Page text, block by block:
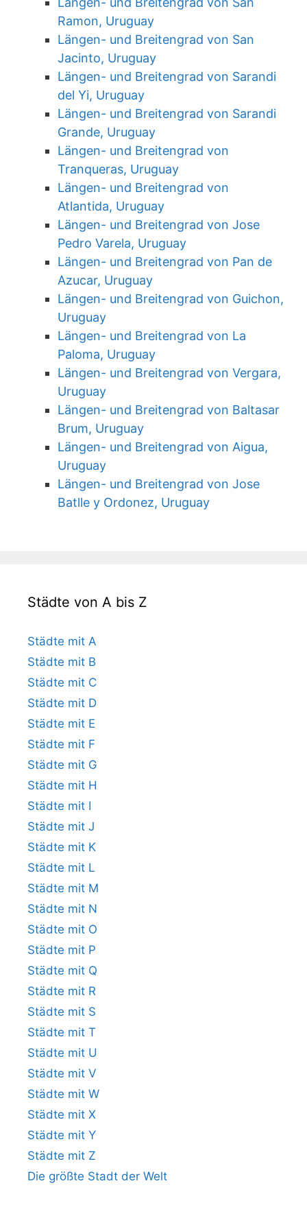
Ramon, Uruguay
Längen- und Breitengrad von San
Jacinto, Uruguay
Längen- und Breitengrad von Sarandi
del Yi, Uruguay
Längen- und Breitengrad von Sarandi
Grande, Uruguay
Längen- und Breitengrad von
Tranqueras, Uruguay
Längen- und Breitengrad von
Atlantida, Uruguay
Längen- und Breitengrad von Jose
Pedro Varela, Uruguay
Längen- und Breitengrad von Pan de
Azucar, Uruguay
Längen- und Breitengrad von Guichon,
Uruguay
Längen- und Breitengrad von La
Paloma, Uruguay
Längen- und Breitengrad von Vergara,
Uruguay
Längen- und Breitengrad von Baltasar
Brum, Uruguay
Längen- und Breitengrad von Aigua,
Uruguay
Längen- und Breitengrad von Jose
Batlle y Ordonez, Uruguay
Städte von A bis Z
Städte mit A
Städte mit B
Städte mit C
Städte mit D
Städte mit E
Städte mit F
Städte mit G
Städte mit H
Städte mit I
Städte mit J
Städte mit K
Städte mit L
Städte mit M
Städte mit N
Städte mit O
Städte mit P
Städte mit Q
Städte mit R
Städte mit S
Städte mit T
Städte mit U
Städte mit V
Städte mit W
Städte mit X
Städte mit Y
Städte mit Z
Die größte Stadt der Welt